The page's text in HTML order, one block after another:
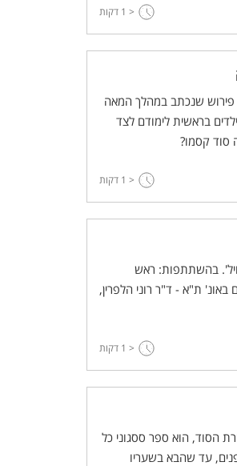
< 1 דקות
פירוש שנכתב במהלך המאה
ילדים בראשית לימודם לצד
סוד קסמו?
< 1 דקות
בהשתתפות: ראש
באונ' ת"א - ד"ר רוני הלפרין,
< 1 דקות
הסוד, הוא ספר ססגוני כל
עד שהבא בשעריו